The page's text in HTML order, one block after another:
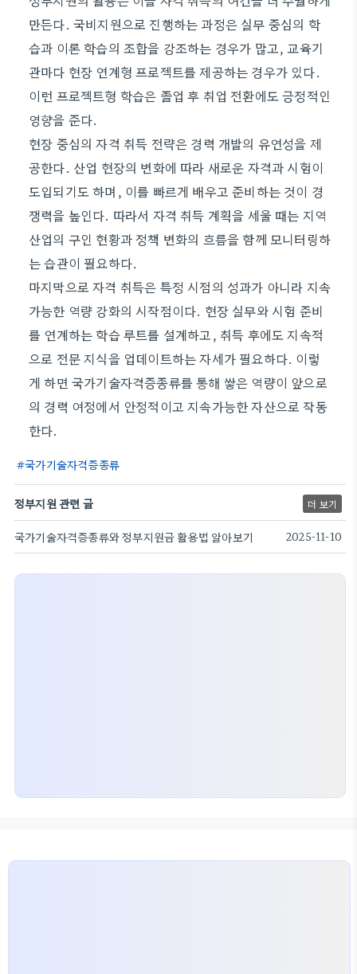
만든다. 국비지원으로 진행하는 과정은 실무 중심의 학
습과 이론 학습의 조합을 강조하는 경우가 많고, 교육기
관마다 현장 연계형 프로젝트를 제공하는 경우가 있다.
이런 프로젝트형 학습은 졸업 후 취업 전환에도 긍정적인
영향을 준다.
현장 중심의 자격 취득 전략은 경력 개발의 유연성을 제
공한다. 산업 현장의 변화에 따라 새로운 자격과 시험이
도입되기도 하며, 이를 빠르게 배우고 준비하는 것이 경
쟁력을 높인다. 따라서 자격 취득 계획을 세울 때는 지역
산업의 구인 현황과 정책 변화의 흐름을 함께 모니터링하
는 습관이 필요하다.
마지막으로 자격 취득은 특정 시점의 성과가 아니라 지속
가능한 역량 강화의 시작점이다. 현장 실무와 시험 준비
를 연계하는 학습 루트를 설계하고, 취득 후에도 지속적
으로 전문 지식을 업데이트하는 자세가 필요하다. 이렇
게 하면 국가기술자격증종류를 통해 쌓은 역량이 앞으로
의 경력 여정에서 안정적이고 지속가능한 자산으로 작동
한다.
국가기술자격증종류
정부지원 관련 글 더 보기
국가기술자격증종류와 정부지원금 활용법 알아보기 2025-11-10